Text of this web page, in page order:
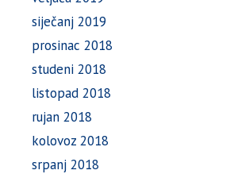
siječanj 2019
prosinac 2018
studeni 2018
listopad 2018
rujan 2018
kolovoz 2018
srpanj 2018